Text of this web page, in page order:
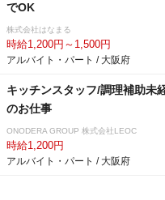
でOK
株式会社はなまる
時給1,200円～1,500円
アルバイト・パート / 大阪府
キッチンスタッフ/調理補助未
のお仕事
ONODERA GROUP 株式会社LEOC
時給1,200円
アルバイト・パート / 大阪府